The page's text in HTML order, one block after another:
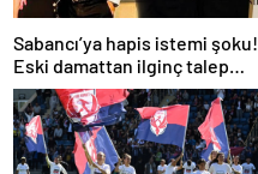
Sabancı’ya hapis istemi şoku!
Eski damattan ilginç talep
geldi